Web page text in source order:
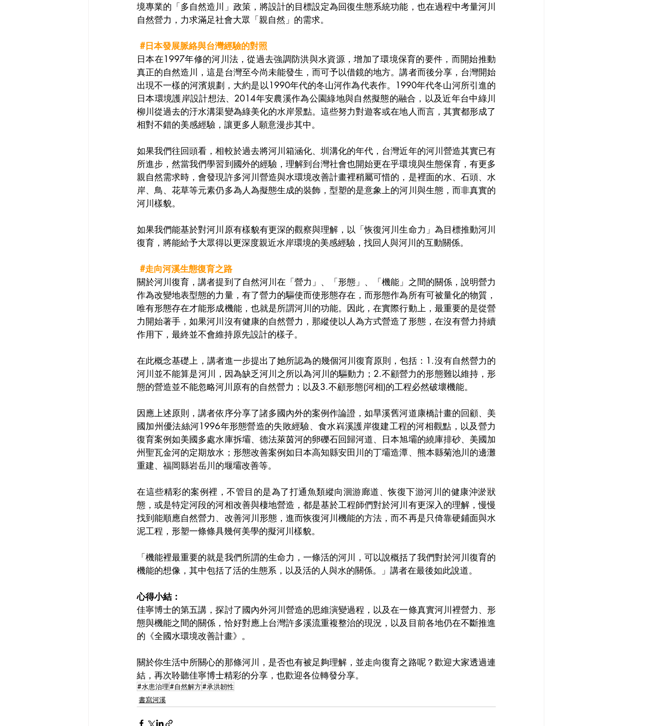
境專業的「多自然造川」政策，將設計的目標設定為回復生態系統功能，也在過程中考量河川
自然營力，力求滿足社會大眾「親自然」的需求。
#日本發展脈絡與台灣經驗的對照
日本在1997年修的河川法，從過去強調防洪與水資源，增加了環境保育的要件，而開始推動
真正的自然造川，這是台灣至今尚未能發生，而可予以借鏡的地方。講者而後分享，台灣開始
出現不一樣的河濱規劃，大約是以1990年代的冬山河作為代表作。1990年代冬山河所引進的
日本環境護岸設計想法、2014年安農溪作為公園綠地與自然擬態的融合，以及近年台中綠川
柳川從過去的汙水溝渠變為綠美化的水岸景點。這些努力對遊客或在地人而言，其實都形成了
相對不錯的美感經驗，讓更多人願意漫步其中。
如果我們往回頭看，相較於過去將河川箱涵化、圳溝化的年代，台灣近年的河川營造其實已有
所進步，然當我們學習到國外的經驗，理解到台灣社會也開始更在乎環境與生態保育，有更多
親自然需求時，會發現許多河川營造與水環境改善計畫裡稍屬可惜的，是裡面的水、石頭、水
岸、鳥、花草等元素仍多為人為擬態生成的裝飾，型塑的是意象上的河川與生態，而非真實的
河川樣貌。
如果我們能基於對河川原有樣貌有更深的觀察與理解，以「恢復河川生命力」為目標推動河川
復育，將能給予大眾得以更深度親近水岸環境的美感經驗，找回人與河川的互動關係。
#走向河溪生態復育之路
關於河川復育，講者提到了自然河川在「營力」、「形態」、「機能」之間的關係，說明營力
作為改變地表型態的力量，有了營力的驅使而使形態存在，而形態作為所有可被量化的物質，
唯有形態存在才能形成機能，也就是所謂河川的功能。因此，在實際行動上，最重要的是從營
力開始著手，如果河川沒有健康的自然營力，那縱使以人為方式營造了形態，在沒有營力持續
作用下，最終並不會維持原先設計的樣子。
在此概念基礎上，講者進一步提出了她所認為的幾個河川復育原則，包括：1.沒有自然營力的
河川並不能算是河川，因為缺乏河川之所以為河川的驅動力；2.不顧營力的形態難以維持，形
態的營造並不能忽略河川原有的自然營力；以及3.不顧形態(河相)的工程必然破壞機能。
因應上述原則，講者依序分享了諸多國內外的案例作論證，如旱溪舊河道康橋計畫的回顧、美
國加州優法絲河1996年形態營造的失敗經驗、食水嵙溪護岸復建工程的河相觀點，以及營力
復育案例如美國多處水庫拆壩、德法萊茵河的卵礫石回歸河道、日本旭壩的繞庫排砂、美國加
州聖瓦金河的定期放水；形態改善案例如日本高知縣安田川的丁壩造潭、熊本縣菊池川的邊灘
重建、福岡縣岩岳川的堰壩改善等。
在這些精彩的案例裡，不管目的是為了打通魚類縱向洄游廊道、恢復下游河川的健康沖淤狀
態，或是特定河段的河相改善與棲地營造，都是基於工程師們對於河川有更深入的理解，慢慢
找到能順應自然營力、改善河川形態，進而恢復河川機能的方法，而不再是只倚靠硬鋪面與水
泥工程，形塑一條條具幾何美學的擬河川樣貌。
「機能裡最重要的就是我們所謂的生命力，一條活的河川，可以說概括了我們對於河川復育的
機能的想像，其中包括了活的生態系，以及活的人與水的關係。」講者在最後如此說道。
心得小結：
佳寧博士的第五講，探討了國內外河川營造的思維演變過程，以及在一條真實河川裡營力、形
態與機能之間的關係，恰好對應上台灣許多溪流重複整治的現況，以及目前各地仍在不斷推進
的《全國水環境改善計畫》。
關於你生活中所關心的那條河川，是否也有被足夠理解，並走向復育之路呢？歡迎大家透過連
結，再次聆聽佳寧博士精彩的分享，也歡迎各位轉發分享。
#水患治理#自然解方#承洪韌性
書寫河溪